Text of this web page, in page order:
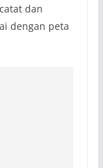
dan
dengan peta